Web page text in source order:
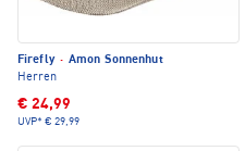
Firefly · Amon Sonnenhut
Herren
€ 24,99
UVP* € 29,99